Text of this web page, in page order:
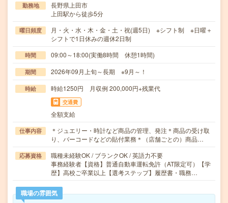
勤務地
長野県上田市
上田駅から徒歩5分
曜日頻度
月・火・水・木・金・土・祝(週5日) ※シフト制 ※日曜＋
シフトで1日休みの週休2日制
時間 09:00～18:00(実働8時間 休憩1時間)
期間 2026年09月上旬～長期 ※9月～！
時給 時給1250円 月収例 200,000円+残業代
交通費
全額支給
仕事内容
＊ジュエリー・時計など商品の管理、発注＊商品の受け取
り、バーコードなどの貼付業務＊（店舗ごとの）商品…
応募資格
職種未経験OK / ブランクOK / 英語力不要
事務経験者【資格】普通自動車運転免許（AT限定可）【学
歴】高校ご卒業以上【選考ステップ】履歴書・職務…
職場の雰囲気